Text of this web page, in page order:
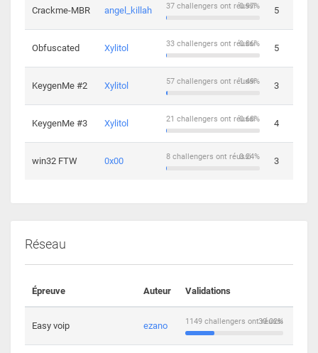
Crackme-MBR angel_killah 0.97%
37 challengers ont réussi 5
Obfuscated Xylitol 0.86%
33 challengers ont réussi 5
KeygenMe #2 Xylitol 1.49%
57 challengers ont réussi 3
KeygenMe #3 Xylitol 0.68%
21 challengers ont réussi 4
win32 FTW 0x00 0.24%
8 challengers ont réussi 3
Réseau
Épreuve Auteur Validations
Easy voip ezano 30.02%
1149 challengers ont réussi